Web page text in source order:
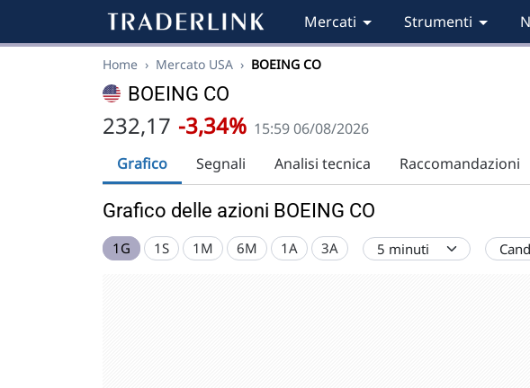
Mercati Strumenti
Home › Mercato USA › BOEING CO
BOEING CO
232,17 -3,34% 15:59 06/08/2026
Grafico
Segnali Analisi tecnica Raccomandazioni
Grafico delle azioni BOEING CO
1G 1S 1M 6M 1A 3A